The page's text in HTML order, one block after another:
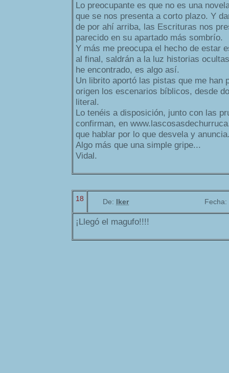
Lo preocupante es que no es una
que se nos presenta a corto plazo. Y
de por ahí arriba, las Escrituras nos
parecido en su apartado más sombrío.
Y más me preocupa el hecho de estar
al final, saldrán a la luz historias
he encontrado, es algo así.
Un librito aportó las pistas que me han
origen los escenarios bíblicos, desde
literal.
Lo tenéis a disposición, junto con las
confirman, en
que hablar por lo que desvela y
Algo más que una simple gripe...
Vidal.
18 De: Iker Fecha:
¡Llegó el magufo!!!!